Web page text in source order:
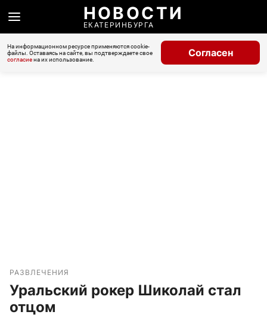
НОВОСТИ
ЕКАТЕРИНБУРГА
На информационном ресурсе применяются cookie-
файлы. Оставаясь на сайте, вы подтверждаете свое
согласиена их использование.
Согласен
РАЗВЛЕЧЕНИЯ
Уральский рокер Шиколай стал
отцом